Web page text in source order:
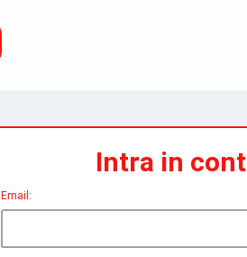
Intra in cont
Email: